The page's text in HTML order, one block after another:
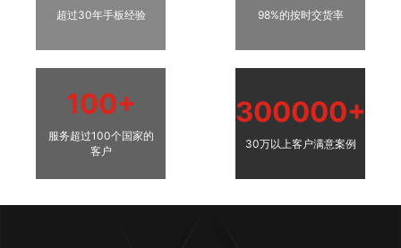
超过30年手板经验 98%的按时交货率
100+
服务超过100个国家的
客户
300000+
30万以上客户满意案例